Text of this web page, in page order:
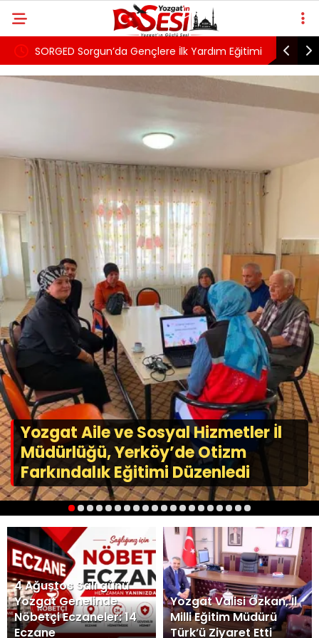
SORGED Sorgun’da Gençlere İlk Yardım Eğitimi
Verildi
4
Yozgat Aile ve Sosyal Hizmetler İl
Müdürlüğü, Yerköy’de Otizm
Farkındalık Eğitimi Düzenledi
1 2 3 4 5 6 7 8 9 10 11 12 13 14 15 16 17 18 19 20
4 Ağustos Salı günü
Yozgat Genelinde
Nöbetçi Eczaneler: 14
Eczane
Yozgat Valisi Özkan, İl
Milli Eğitim Müdürü
Türk’ü Ziyaret Etti